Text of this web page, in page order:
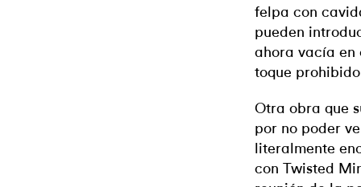
felpa con
pueden
ahora vacía en
toque
Otra obra que
por no poder
literalmente
con Twisted